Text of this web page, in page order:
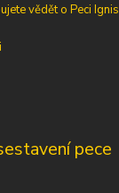
vědět o Peci Ignis
pece